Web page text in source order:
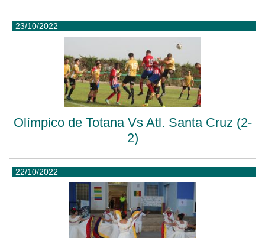
23/10/2022
Olímpico de Totana Vs Atl. Santa Cruz (2-
2)
22/10/2022